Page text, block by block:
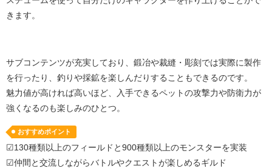
きます。
サブコンテンツが充実しており、鍛冶や裁縫・彫刻では実際に製作
を行ったり、釣りや採鉱を楽しんだりすることもできるのです。
魅力値が高ければ高いほど、入手できるペットの攻撃力や防衛力が
強くなるのも楽しみのひとつ。
おすすめポイント
☑130種類以上のフィールドと900種類以上のモンスターを実装
☑仲間と交流しながらバトルやクエストが楽しめるギルド